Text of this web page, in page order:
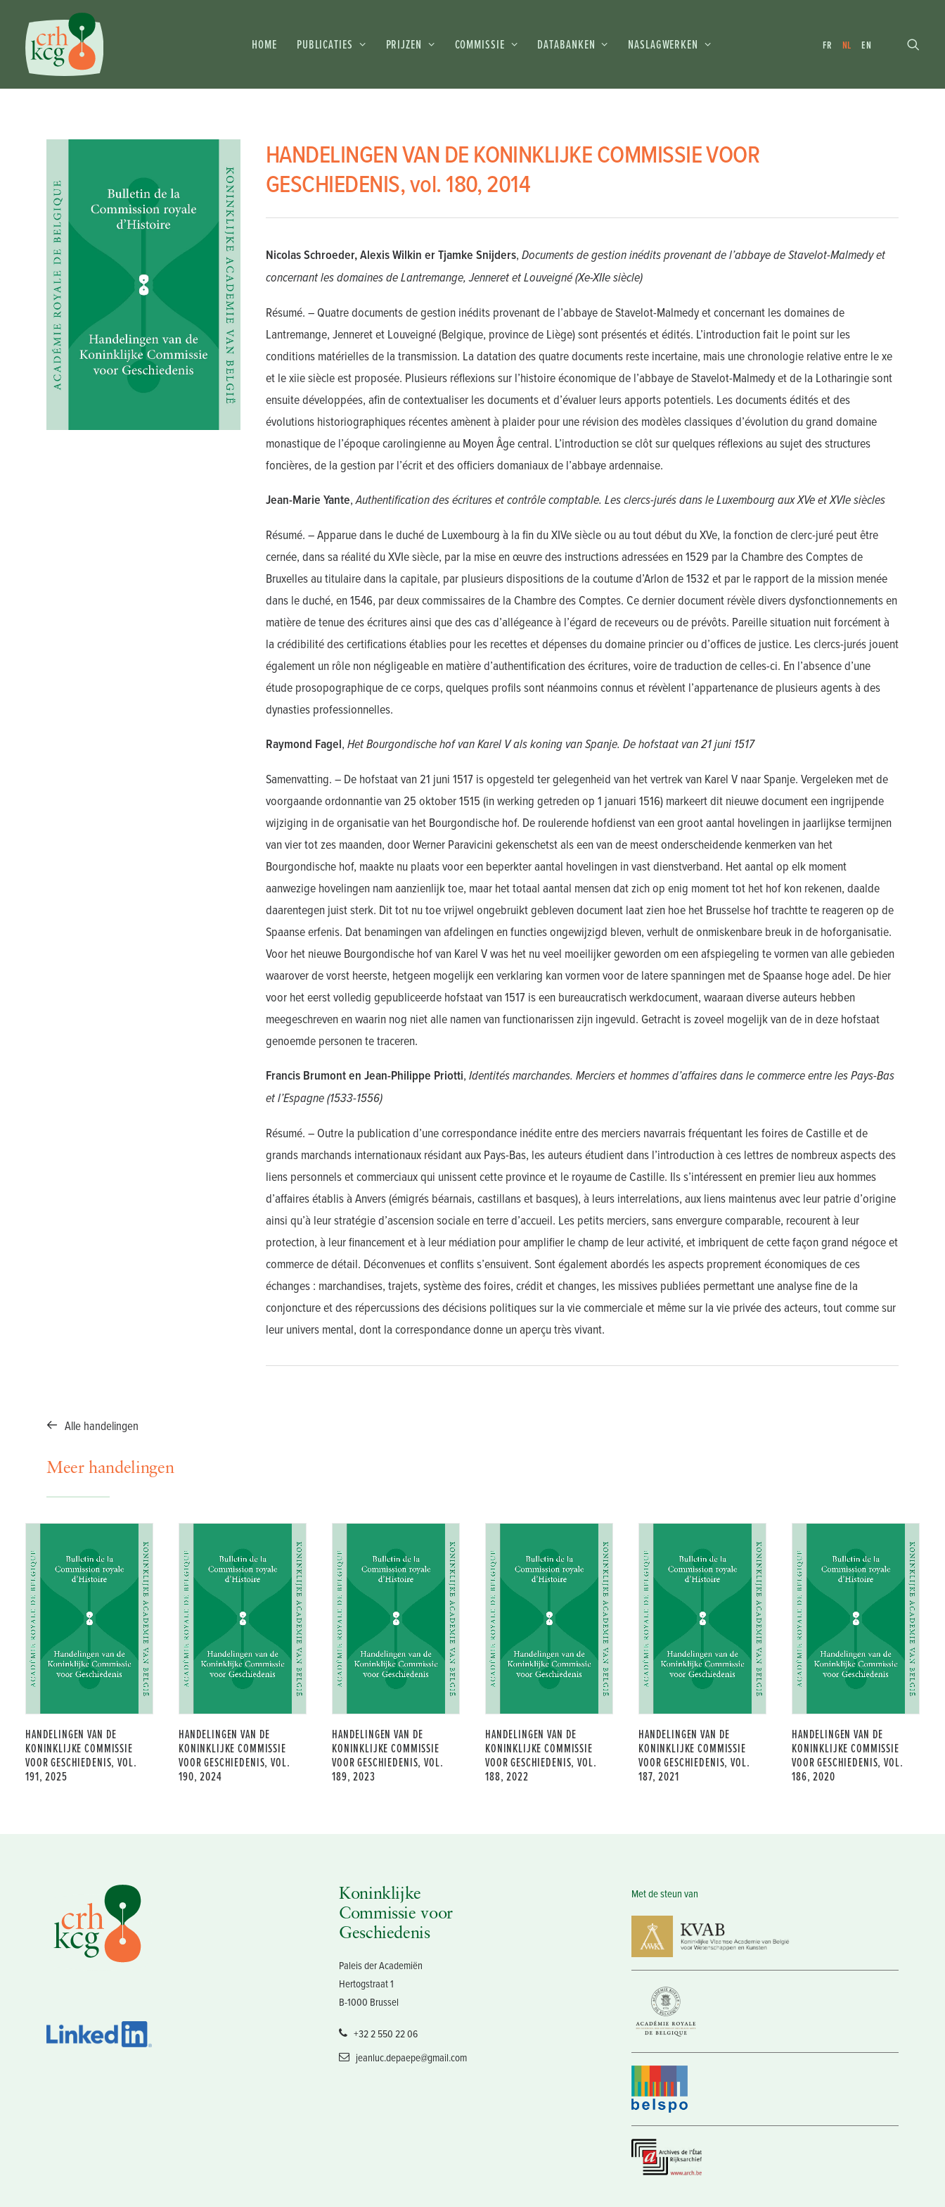
HOME PUBLICATIES PRIJZEN COMMISSIE DATABANKEN NASLAGWERKEN FR NL EN
HANDELINGEN VAN DE KONINKLIJKE COMMISSIE VOOR
GESCHIEDENIS, vol. 180, 2014
Nicolas Schroeder, Alexis Wilkin er Tjamke Snijders, Documents de gestion inédits provenant de l’abbaye de Stavelot-Malmedy et
concernant les domaines de Lantremange, Jenneret et Louveigné (Xe-XIIe siècle)
Résumé. – Quatre documents de gestion inédits provenant de l’abbaye de Stavelot-Malmedy et concernant les domaines de
Lantremange, Jenneret et Louveigné (Belgique, province de Liège) sont présentés et édités. L’introduction fait le point sur les
conditions matérielles de la transmission. La datation des quatre documents reste incertaine, mais une chronologie relative entre le xe
et le xiie siècle est proposée. Plusieurs réflexions sur l’histoire économique de l’abbaye de Stavelot-Malmedy et de la Lotharingie sont
ensuite développées, afin de contextualiser les documents et d’évaluer leurs apports potentiels. Les documents édités et des
évolutions historiographiques récentes amènent à plaider pour une révision des modèles classiques d’évolution du grand domaine
monastique de l’époque carolingienne au Moyen Âge central. L’introduction se clôt sur quelques réflexions au sujet des structures
foncières, de la gestion par l’écrit et des officiers domaniaux de l’abbaye ardennaise.
Jean-Marie Yante,Authentification des écritures et contrôle comptable. Les clercs-jurés dans le Luxembourg aux XVe et XVIe siècles
Résumé. – Apparue dans le duché de Luxembourg à la fin du XIVe siècle ou au tout début du XVe, la fonction de clerc-juré peut être
cernée, dans sa réalité du XVIe siècle, par la mise en œuvre des instructions adressées en 1529 par la Chambre des Comptes de
Bruxelles au titulaire dans la capitale, par plusieurs dispositions de la coutume d’Arlon de 1532 et par le rapport de la mission menée
dans le duché, en 1546, par deux commissaires de la Chambre des Comptes. Ce dernier document révèle divers dysfonctionnements en
matière de tenue des écritures ainsi que des cas d’allégeance à l’égard de receveurs ou de prévôts. Pareille situation nuit forcément à
la crédibilité des certifications établies pour les recettes et dépenses du domaine princier ou d’offices de justice. Les clercs-jurés jouent
également un rôle non négligeable en matière d’authentification des écritures, voire de traduction de celles-ci. En l’absence d’une
étude prosopographique de ce corps, quelques profils sont néanmoins connus et révèlent l’appartenance de plusieurs agents à des
dynasties professionnelles.
Raymond Fagel, Het Bourgondische hof van Karel V als koning van Spanje. De hofstaat van 21 juni 1517
Samenvatting. – De hofstaat van 21 juni 1517 is opgesteld ter gelegenheid van het vertrek van Karel V naar Spanje. Vergeleken met de
voorgaande ordonnantie van 25 oktober 1515 (in werking getreden op 1 januari 1516) markeert dit nieuwe document een ingrijpende
wijziging in de organisatie van het Bourgondische hof. De roulerende hofdienst van een groot aantal hovelingen in jaarlijkse termijnen
van vier tot zes maanden, door Werner Paravicini gekenschetst als een van de meest onderscheidende kenmerken van het
Bourgondische hof, maakte nu plaats voor een beperkter aantal hovelingen in vast dienstverband. Het aantal op elk moment
aanwezige hovelingen nam aanzienlijk toe, maar het totaal aantal mensen dat zich op enig moment tot het hof kon rekenen, daalde
daarentegen juist sterk. Dit tot nu toe vrijwel ongebruikt gebleven document laat zien hoe het Brusselse hof trachtte te reageren op de
Spaanse erfenis. Dat benamingen van afdelingen en functies ongewijzigd bleven, verhult de onmiskenbare breuk in de hoforganisatie.
Voor het nieuwe Bourgondische hof van Karel V was het nu veel moeilijker geworden om een afspiegeling te vormen van alle gebieden
waarover de vorst heerste, hetgeen mogelijk een verklaring kan vormen voor de latere spanningen met de Spaanse hoge adel. De hier
voor het eerst volledig gepubliceerde hofstaat van 1517 is een bureaucratisch werkdocument, waaraan diverse auteurs hebben
meegeschreven en waarin nog niet alle namen van functionarissen zijn ingevuld. Getracht is zoveel mogelijk van de in deze hofstaat
genoemde personen te traceren.
Francis Brumont en Jean-Philippe Priotti, Identités marchandes. Merciers et hommes d’affaires dans le commerce entre les Pays-Bas
et l’Espagne (1533-1556)
Résumé. – Outre la publication d’une correspondance inédite entre des merciers navarrais fréquentant les foires de Castille et de
grands marchands internationaux résidant aux Pays-Bas, les auteurs étudient dans l’introduction à ces lettres de nombreux aspects des
liens personnels et commerciaux qui unissent cette province et le royaume de Castille. Ils s’intéressent en premier lieu aux hommes
d’affaires établis à Anvers (émigrés béarnais, castillans et basques), à leurs interrelations, aux liens maintenus avec leur patrie d’origine
ainsi qu’à leur stratégie d’ascension sociale en terre d’accueil. Les petits merciers, sans envergure comparable, recourent à leur
protection, à leur financement et à leur médiation pour amplifier le champ de leur activité, et imbriquent de cette façon grand négoce et
commerce de détail. Déconvenues et conflits s’ensuivent. Sont également abordés les aspects proprement économiques de ces
échanges : marchandises, trajets, système des foires, crédit et changes, les missives publiées permettant une analyse fine de la
conjoncture et des répercussions des décisions politiques sur la vie commerciale et même sur la vie privée des acteurs, tout comme sur
leur univers mental, dont la correspondance donne un aperçu très vivant.
Alle handelingen
Meer handelingen
HANDELINGEN VAN DE
KONINKLIJKE COMMISSIE
VOOR GESCHIEDENIS, VOL.
191, 2025
HANDELINGEN VAN DE
KONINKLIJKE COMMISSIE
VOOR GESCHIEDENIS, VOL.
190, 2024
HANDELINGEN VAN DE
KONINKLIJKE COMMISSIE
VOOR GESCHIEDENIS, VOL.
189, 2023
HANDELINGEN VAN DE
KONINKLIJKE COMMISSIE
VOOR GESCHIEDENIS, VOL.
188, 2022
HANDELINGEN VAN DE
KONINKLIJKE COMMISSIE
VOOR GESCHIEDENIS, VOL.
187, 2021
HANDELINGEN VAN DE
KONINKLIJKE COMMISSIE
VOOR GESCHIEDENIS, VOL.
186, 2020
Koninklijke
Commissie voor
Geschiedenis
Paleis der Academiën
Hertogstraat 1
B-1000 Brussel
+32 2 550 22 06
jeanluc.depaepe@gmail.com
Met de steun van